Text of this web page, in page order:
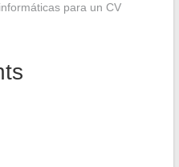
para un CV